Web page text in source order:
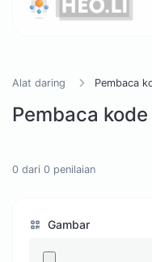
Alat daring Pembaca
Pembaca kode
0 dari 0 penilaian
Gambar